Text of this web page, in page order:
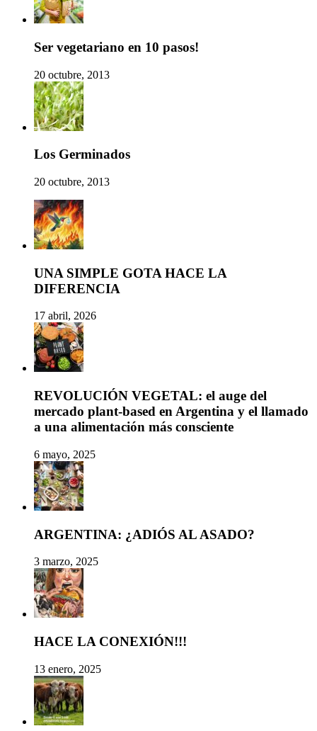
Ser vegetariano en 10 pasos!
20 octubre, 2013
Los Germinados
20 octubre, 2013
UNA SIMPLE GOTA HACE LA
DIFERENCIA
17 abril, 2026
REVOLUCIÓN VEGETAL: el auge del
mercado plant-based en Argentina y el llamado
a una alimentación más consciente
6 mayo, 2025
ARGENTINA: ¿ADIÓS AL ASADO?
3 marzo, 2025
HACE LA CONEXIÓN!!!
13 enero, 2025